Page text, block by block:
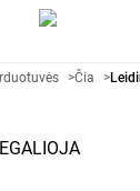
Čia -
>Čia >